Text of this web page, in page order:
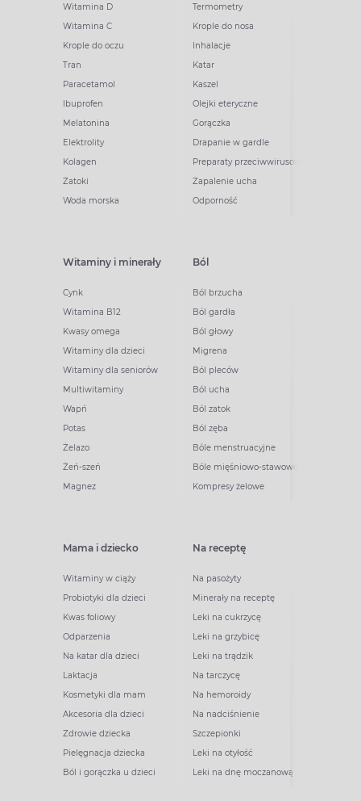
Witamina D
Witamina C
Krople do oczu
Tran
Paracetamol
Ibuprofen
Melatonina
Elektrolity
Kolagen
Zatoki
Woda morska
Termometry
Krople do nosa
Inhalacje
Katar
Kaszel
Olejki eteryczne
Gorączka
Drapanie w gardle
Preparaty przeciwwirusowe
Zapalenie ucha
Odporność
Witaminy i minerały
Cynk
Witamina B12
Kwasy omega
Witaminy dla dzieci
Witaminy dla seniorów
Multiwitaminy
Wapń
Potas
Żelazo
Żeń-szeń
Magnez
Ból
Ból brzucha
Ból gardła
Ból głowy
Migrena
Ból pleców
Ból ucha
Ból zatok
Ból zęba
Bóle menstruacyjne
Bóle mięśniowo-stawowe
Kompresy żelowe
Mama i dziecko
Witaminy w ciąży
Probiotyki dla dzieci
Kwas foliowy
Odparzenia
Na katar dla dzieci
Laktacja
Kosmetyki dla mam
Akcesoria dla dzieci
Zdrowie dziecka
Pielęgnacja dziecka
Ból i gorączka u dzieci
Na receptę
Na pasożyty
Minerały na receptę
Leki na cukrzycę
Leki na grzybicę
Leki na trądzik
Na tarczycę
Na hemoroidy
Na nadciśnienie
Szczepionki
Leki na otyłość
Leki na dnę moczanową